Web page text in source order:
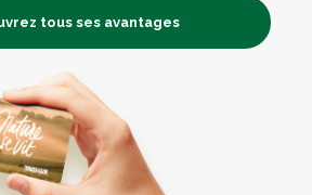
tous ses avantages